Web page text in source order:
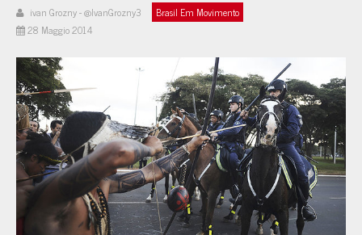
ivan Grozny - @IvanGrozny3
Brasil Em Movimento
28 Maggio 2014